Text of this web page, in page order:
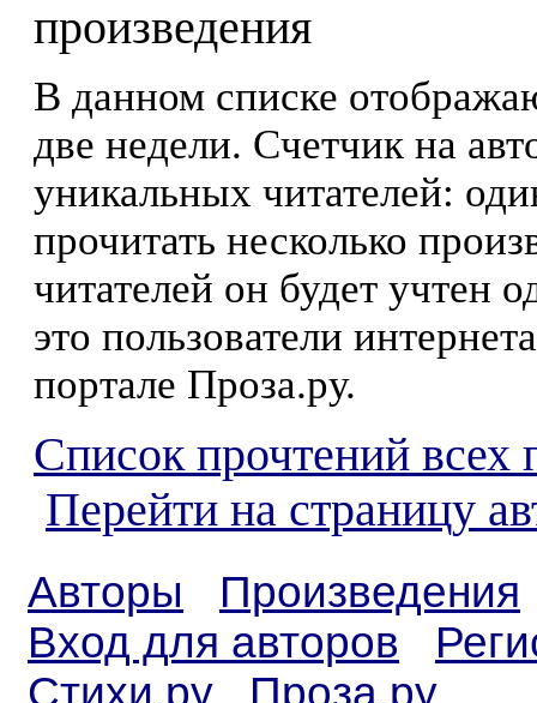
произведения
В данном списке
две недели. Счетчик на
уникальных читателей:
прочитать несколько
читателей он будет учтен
это пользователи
портале Проза.ру.
Список прочтений всех
Перейти на страницу
Авторы
Произведения
Вход для авторов
Стихи.ру
Проза.ру